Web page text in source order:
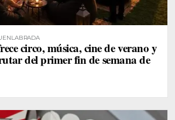
circo, música, cine de verano y
del primer fin de semana de